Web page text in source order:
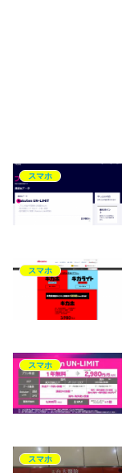
スマホ
スマホ
スマホ
スマホ